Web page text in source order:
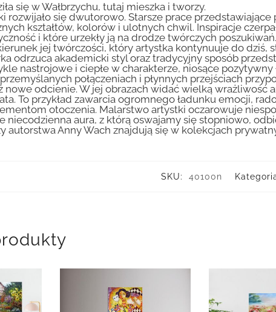
się w Wałbrzychu, tutaj mieszka i tworzy.
rozwijało się dwutorowo. Starsze prace
kształtów, kolorów i ulotnych chwil. Inspiracje
i które urzekły ją na drodze twórczych poszukiwań.
jej twórczości, który artystka kontynuuje do
odrzuca akademicki styl oraz tradycyjny sposób
nastrojowe i ciepłe w charakterze, niosące
połączeniach i płynnych przejściach
nowe odcienie. W jej obrazach widać wielką wrażliwość
To przykład zawarcia ogromnego ładunku emocji,
otoczenia. Malarstwo artystki oczarowuje
niecodzienna aura, z którą oswajamy się stopniowo,
autorstwa Anny Wach znajdują się w kolekcjach
SKU: 40100n